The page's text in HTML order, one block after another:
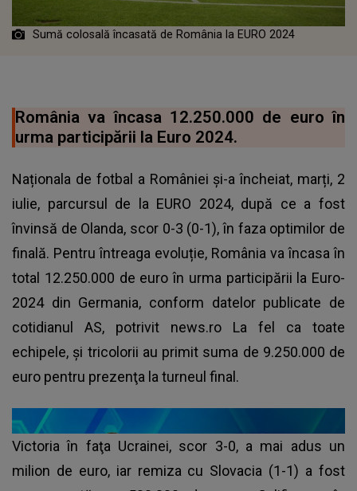
Sumă colosală încasată de România la EURO 2024
România va încasa 12.250.000 de euro în
urma participării la Euro 2024.
Naționala de fotbal a României și-a încheiat, marți, 2
iulie, parcursul de la EURO 2024, după ce a fost
învinsă de Olanda, scor 0-3 (0-1), în faza optimilor de
finală. Pentru întreaga evoluție, România va încasa în
total 12.250.000 de euro în urma participării la Euro-
2024 din Germania, conform datelor publicate de
cotidianul AS, potrivit news.ro La fel ca toate
echipele, şi tricolorii au primit suma de 9.250.000 de
euro pentru prezenţa la turneul final.
Victoria în faţa Ucrainei, scor 3-0, a mai adus un
milion de euro, iar remiza cu Slovacia (1-1) a fost